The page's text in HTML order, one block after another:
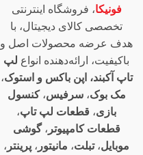
فونیکا، فروشگاه اینترنتی
تخصصی کالای دیجیتال، با
هدف عرضه محصولات اصل و
باکیفیت، ارائه‌دهنده انواع لپ
تاپ آکبند، اپن باکس و استوک،
مک بوک،سرفیس،کنسول
بازی، قطعات لپ تاپ،
قطعات کامپیوتر ،گوشی
موبایل،تبلت، مانیتور ، پرینتر ،